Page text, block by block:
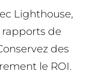
Lighthouse,
rapports de
des
le ROI.